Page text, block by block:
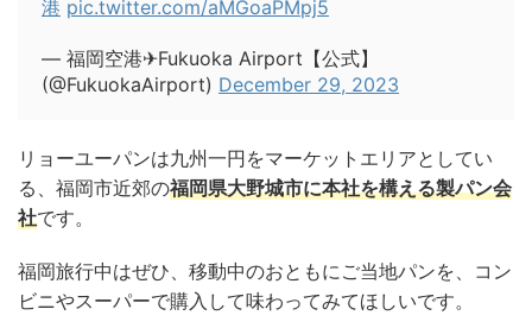
港 pic.twitter.com/aMGoaPMpj5
— 福岡空港✈Fukuoka Airport【公式】
(@FukuokaAirport) December 29, 2023
リョーユーパンは九州一円をマーケットエリアとしてい
る、福岡市近郊の福岡県大野城市に本社を構える製パン会
社です。
福岡旅行中はぜひ、移動中のおともにご当地パンを、コン
ビニやスーパーで購入して味わってみてほしいです。